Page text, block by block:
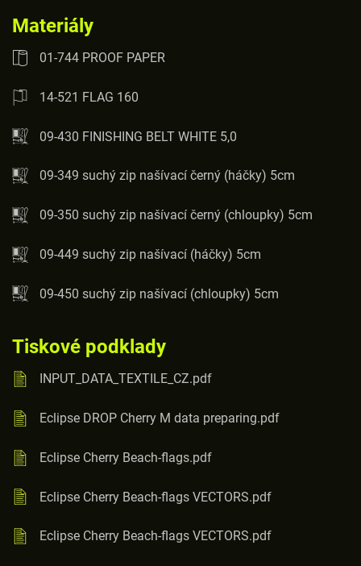
Materiály
01-744 PROOF PAPER
14-521 FLAG 160
09-430 FINISHING BELT WHITE 5,0
09-349 suchý zip našívací černý (háčky) 5cm
09-350 suchý zip našívací černý (chloupky) 5cm
09-449 suchý zip našívací (háčky) 5cm
09-450 suchý zip našívací (chloupky) 5cm
Tiskové podklady
INPUT_DATA_TEXTILE_CZ.pdf
Eclipse DROP Cherry M data preparing.pdf
Eclipse Cherry Beach-flags.pdf
Eclipse Cherry Beach-flags VECTORS.pdf
Eclipse Cherry Beach-flags VECTORS.pdf